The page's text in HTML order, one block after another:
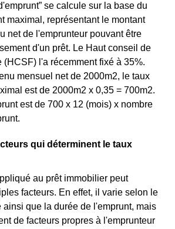
se calcule sur la base du
maximal, représentant le montant
net de l'emprunteur pouvant être
d'un prêt. Le Haut conseil de
l'a récemment fixé à 35%.
mensuel net de 2000m2, le taux
est de 2000m2 x 0,35 = 700m2.
est de 700 x 12 (mois) x nombre
qui déterminent le taux
au prêt immobilier peut
facteurs. En effet, il varie selon le
ainsi que la durée de l'emprunt, mais
de facteurs propres à l'emprunteur